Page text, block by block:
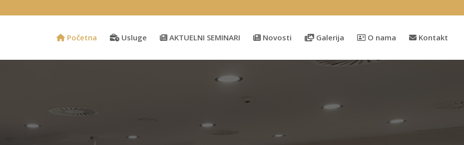
Početna Usluge AKTUELNI SEMINARI Novosti Galerija O nama Kontakt